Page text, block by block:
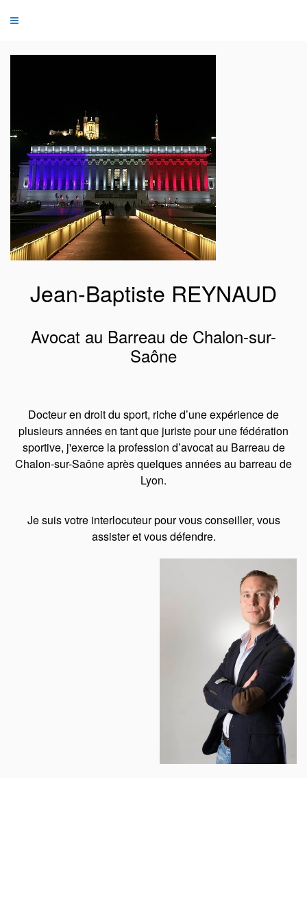
Jean-Baptiste REYNAUD
Avocat au Barreau de Chalon-sur-
Saône
Docteur en droit du sport, riche d’une expérience de
plusieurs années en tant que juriste pour une fédération
sportive, j'exerce la profession d’avocat au Barreau de
Chalon-sur-Saône après quelques années au barreau de
Lyon.
Je suis votre interlocuteur pour vous conseiller, vous
assister et vous défendre.